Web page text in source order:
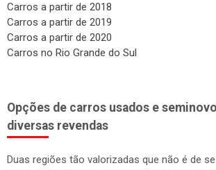
Carros a partir de 2018
Carros a partir de 2019
Carros a partir de 2020
Carros no Rio Grande do Sul
Opções de carros usados e
diversas revendas
Duas regiões tão valorizadas que não é de